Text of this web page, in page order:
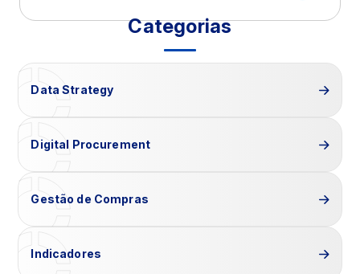
Categorias
Data Strategy
Digital Procurement
Gestão de Compras
Indicadores